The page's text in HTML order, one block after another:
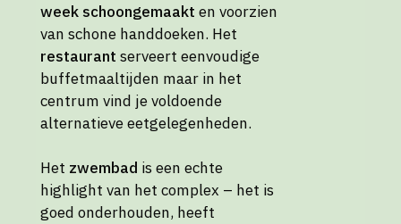
week schoongemaakt en voorzien
van schone handdoeken. Het
restaurant serveert eenvoudige
buffetmaaltijden maar in het
centrum vind je voldoende
alternatieve eetgelegenheden.
Het zwembad is een echte
highlight van het complex – het is
goed onderhouden, heeft